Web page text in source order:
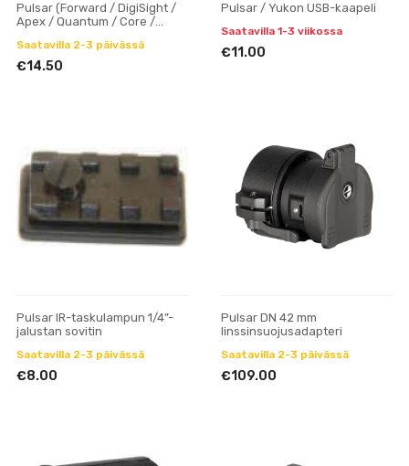
Pulsar (Forward / DigiSight /
Apex / Quantum / Core /
Saatavilla 2-3 päivässä
€14.50
Pulsar / Yukon USB-kaapeli
Saatavilla 1-3 viikossa
€11.00
Pulsar IR-taskulampun 1/4”-
jalustan sovitin
Saatavilla 2-3 päivässä
€8.00
Pulsar DN 42 mm
linssinsuojusadapteri
Saatavilla 2-3 päivässä
€109.00